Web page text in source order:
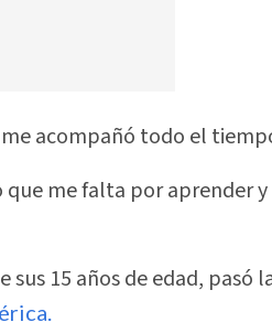
acompañó todo el
me falta por aprender
sus 15 años de edad, pasó